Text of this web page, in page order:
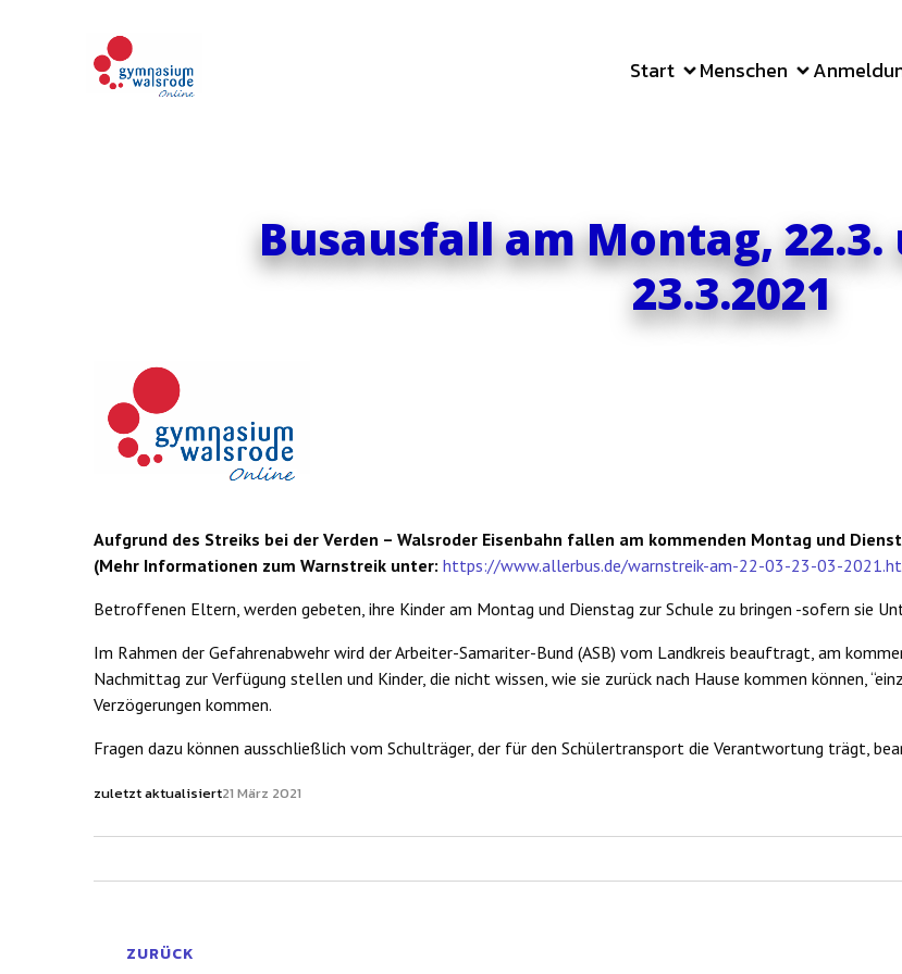
Start Menschen
Busausfall am Montag,
23.3.2021
Aufgrund des Streiks bei der Verden – Walsroder Eisenbahn fallen am kommenden Montag und
(Mehr Informationen zum Warnstreik unter: https://www.allerbus.de/warnstreik-am-22-03-23-03-
Betroffenen Eltern, werden gebeten, ihre Kinder am Montag und Dienstag zur Schule zu bringen -sofern sie
Im Rahmen der Gefahrenabwehr wird der Arbeiter-Samariter-Bund (ASB) vom Landkreis beauftragt, am
Nachmittag zur Verfügung stellen und Kinder, die nicht wissen, wie sie zurück nach Hause kommen können,
Verzögerungen kommen.
Fragen dazu können ausschließlich vom Schulträger, der für den Schülertransport die Verantwortung trägt,
zuletzt aktualisiert21 März 2021
ZURÜCK